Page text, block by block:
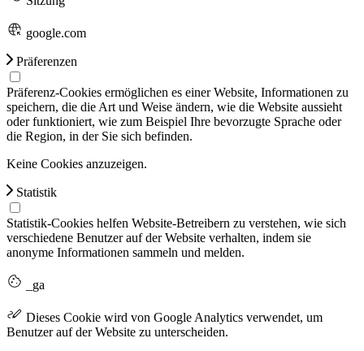
google.com
Präferenzen
Präferenz-Cookies ermöglichen es einer Website, Informationen zu
speichern, die die Art und Weise ändern, wie die Website aussieht
oder funktioniert, wie zum Beispiel Ihre bevorzugte Sprache oder
die Region, in der Sie sich befinden.
Keine Cookies anzuzeigen.
Statistik
Statistik-Cookies helfen Website-Betreibern zu verstehen, wie sich
verschiedene Benutzer auf der Website verhalten, indem sie
anonyme Informationen sammeln und melden.
_ga
Dieses Cookie wird von Google Analytics verwendet, um
Benutzer auf der Website zu unterscheiden.